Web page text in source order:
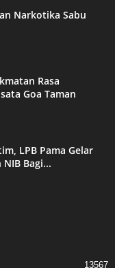
Narkotika Sabu
Rasa
Goa Taman
LPB Pama Gelar
NIB Bagi...
13567